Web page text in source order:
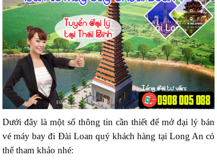
Dưới đây là một số thông tin cần thiết để mở đại lý bán
vé máy bay đi Đài Loan quý khách hàng tại Long An có
thể tham khảo nhé: